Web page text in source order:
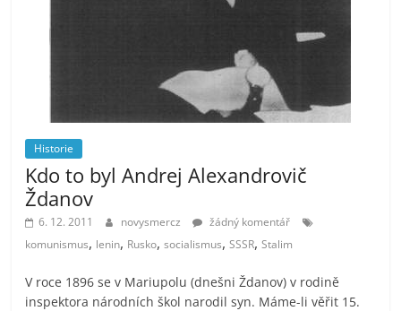
Historie
Kdo to byl Andrej Alexandrovič
Ždanov
6. 12. 2011 novysmercz
žádný komentář
komunismus, lenin, Rusko,socialismus,SSSR,Stalim
V roce 1896 se v Mariupolu (dnešni Ždanov) v rodině
inspektora národních škol narodil syn. Máme-li věřit 15.